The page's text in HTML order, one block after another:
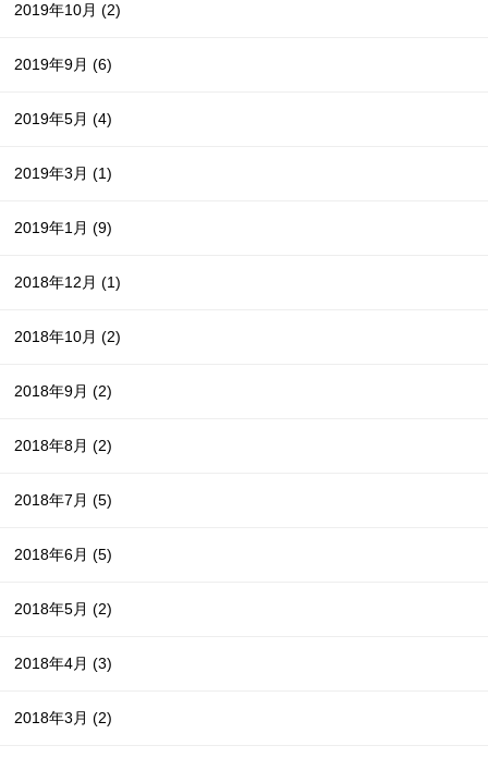
2019年10月(2)
2019年9月(6)
2019年5月(4)
2019年3月(1)
2019年1月(9)
2018年12月(1)
2018年10月(2)
2018年9月(2)
2018年8月(2)
2018年7月(5)
2018年6月(5)
2018年5月(2)
2018年4月(3)
2018年3月(2)